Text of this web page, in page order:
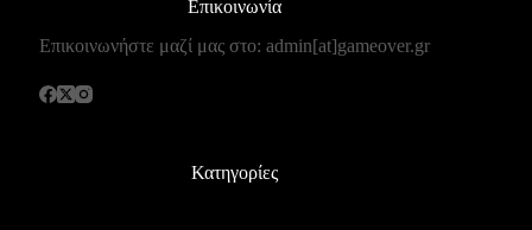
Επικοινωνία
Επικοινωνήστε μαζί μας στο: admin[at]gameover.gr
Κατηγορίες